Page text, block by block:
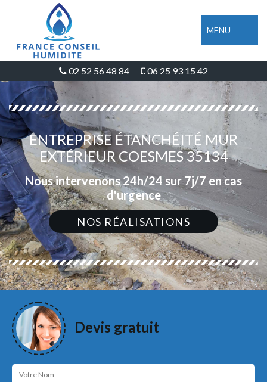
MENU
02 52 56 48 84 06 25 93 15 42
ENTREPRISE ÉTANCHÉITÉ MUR
EXTÉRIEUR COESMES 35134
Nous intervenons 24h/24 sur 7j/7 en cas
d'urgence
NOS RÉALISATIONS
Devis gratuit